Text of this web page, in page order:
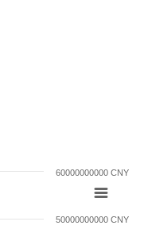
50000000000 CNY
60000000000 CNY